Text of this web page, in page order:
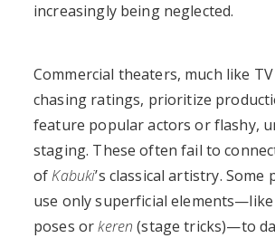
increasingly being neglected.
Commercial theaters, much like
chasing ratings, prioritize
feature popular actors or flashy,
staging. These often fail to
ofKabuki’s classical artistry. Some
use only superficial
poses orkeren (stage tricks)—to